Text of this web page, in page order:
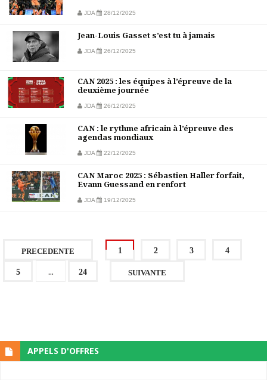
JDA 28/12/2025
Jean-Louis Gasset s’est tu à jamais
JDA 26/12/2025
CAN 2025 : les équipes à l’épreuve de la
deuxième journée
JDA 26/12/2025
CAN : le rythme africain à l’épreuve des
agendas mondiaux
JDA 22/12/2025
CAN Maroc 2025 : Sébastien Haller forfait,
Evann Guessand en renfort
JDA 19/12/2025
PRECEDENTE 1 2 3 4
5 ... 24 SUIVANTE
APPELS D'OFFRES